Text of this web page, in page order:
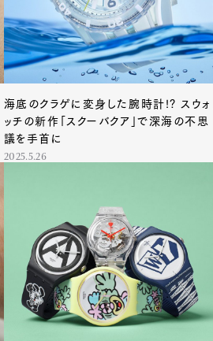
海底のクラゲに変身した腕時計!? スウォ
ッチの新作「スクーバクア」で深海の不思
議を手首に
2025.5.26